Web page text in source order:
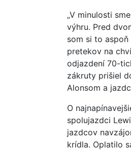
„V minulosti
výhru. Pred
som si to
pretekov na
odjazdení 70-
zákruty prišiel
Alonsom a
O
spolujazdci
jazdcov
krídla. Oplatilo